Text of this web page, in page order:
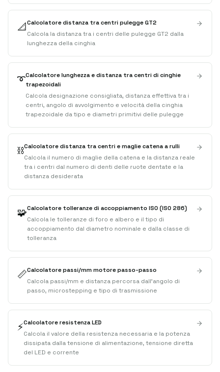
📐Calcolatore distanza tra centri pulegge GT2
Calcola la distanza tra i centri delle pulegge GT2 dalla
lunghezza della cinghia
➰Calcolatore lunghezza e distanza tra centri di cinghie
trapezoidali
Calcola designazione consigliata, distanza effettiva tra i
centri, angolo di avvolgimento e velocità della cinghia
trapezoidale da tipo e diametri primitivi delle pulegge
⛓️Calcolatore distanza tra centri e maglie catena a rulli
Calcola il numero di maglie della catena e la distanza reale
tra i centri dal numero di denti delle ruote dentate e la
distanza desiderata
🧩Calcolatore tolleranze di accoppiamento ISO (ISO 286)
Calcola le tolleranze di foro e albero e il tipo di
accoppiamento dal diametro nominale e dalla classe di
tolleranza
📏Calcolatore passi/mm motore passo-passo
Calcola passi/mm e distanza percorsa dall'angolo di
passo, microstepping e tipo di trasmissione
⚡Calcolatore resistenza LED
Calcola il valore della resistenza necessaria e la potenza
dissipata dalla tensione di alimentazione, tensione diretta
del LED e corrente